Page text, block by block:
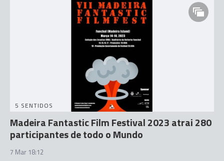
5 SENTIDOS
Madeira Fantastic Film Festival 2023 atrai 280
participantes de todo o Mundo
7 Mar 18:12